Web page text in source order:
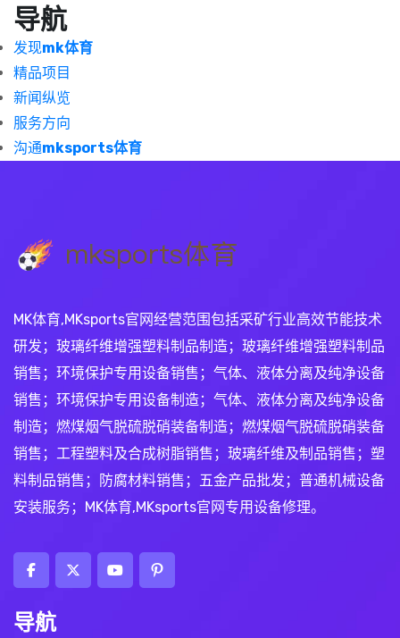
导航
发现mk体育
精品项目
新闻纵览
服务方向
沟通mksports体育
MK体育,MKsports官网经营范围包括采矿行业高效节能技术
研发；玻璃纤维增强塑料制品制造；玻璃纤维增强塑料制品
销售；环境保护专用设备销售；气体、液体分离及纯净设备
销售；环境保护专用设备制造；气体、液体分离及纯净设备
制造；燃煤烟气脱硫脱硝装备制造；燃煤烟气脱硫脱硝装备
销售；工程塑料及合成树脂销售；玻璃纤维及制品销售；塑
料制品销售；防腐材料销售；五金产品批发；普通机械设备
安装服务；MK体育,MKsports官网专用设备修理。
导航